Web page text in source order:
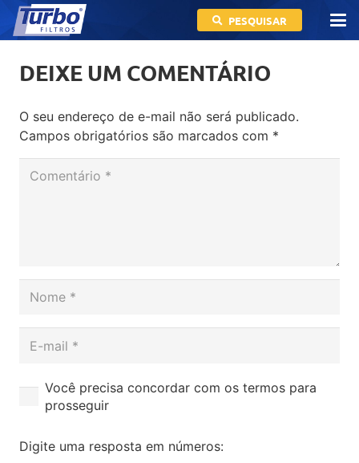
PESQUISAR
DEIXE UM COMENTÁRIO
O seu endereço de e-mail não será publicado.
Campos obrigatórios são marcados com *
Você precisa concordar com os termos para
prosseguir
Digite uma resposta em números: